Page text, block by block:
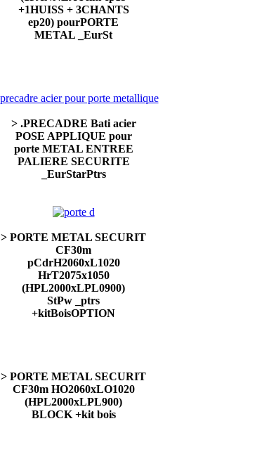
+1HUISS + 3CHANTS
ep20) pourPORTE
METAL _EurSt
> .PRECADRE Bati acier
POSE APPLIQUE pour
porte METAL ENTREE
PALIERE SECURITE
_EurStarPtrs
> PORTE METAL SECURIT
CF30m
pCdrH2060xL1020
HrT2075x1050
(HPL2000xLPL0900)
StPw _ptrs
+kitBoisOPTION
> PORTE METAL SECURIT
CF30m HO2060xLO1020
(HPL2000xLPL900)
BLOCK +kit bois